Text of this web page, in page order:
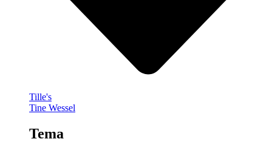
Tille's
Tine Wessel
Tema